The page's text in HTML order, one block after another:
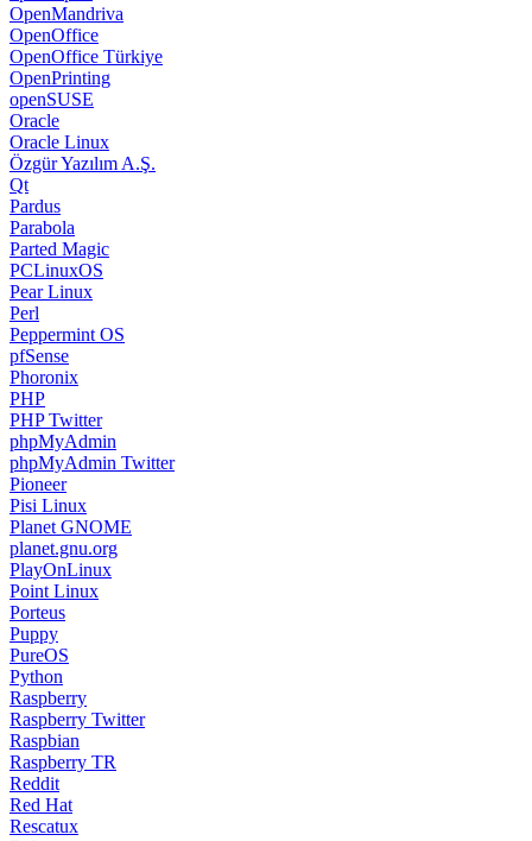
Qt
Pardus
Parabola
Parted Magic
PCLinuxOS
Pear Linux
Perl
Peppermint OS
pfSense
Phoronix
PHP
PHP Twitter
phpMyAdmin
phpMyAdmin Twitter
Pioneer
Pisi Linux
Planet GNOME
planet.gnu.org
PlayOnLinux
Point Linux
Porteus
Puppy
PureOS
Python
Raspberry
Raspberry Twitter
Raspbian
Raspberry TR
Reddit
Red Hat
Rescatux
Ruby
SalentOS
Salix OS
Samba
Samsung
Scientific
Scribus
Seagate